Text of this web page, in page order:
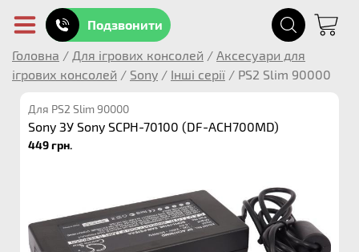
Подзвонити
Головна / Для ігрових консолей / Аксесуари для
ігрових консолей / Sony / Інші серії / PS2 Slim 90000
Для PS2 Slim 90000
Sony ЗУ Sony SCPH-70100 (DF-ACH700MD)
449 грн.